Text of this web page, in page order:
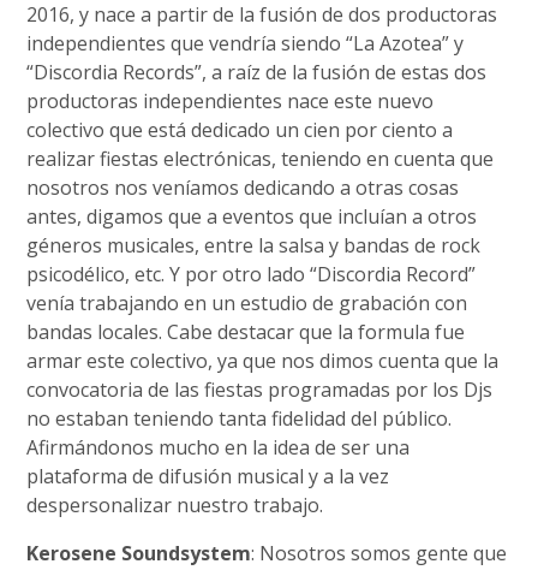
2016, y nace a partir de la fusión de dos productoras
independientes que vendría siendo “La Azotea” y
“Discordia Records”, a raíz de la fusión de estas dos
productoras independientes nace este nuevo
colectivo que está dedicado un cien por ciento a
realizar fiestas electrónicas, teniendo en cuenta que
nosotros nos veníamos dedicando a otras cosas
antes, digamos que a eventos que incluían a otros
géneros musicales, entre la salsa y bandas de rock
psicodélico, etc. Y por otro lado “Discordia Record”
venía trabajando en un estudio de grabación con
bandas locales. Cabe destacar que la formula fue
armar este colectivo, ya que nos dimos cuenta que la
convocatoria de las fiestas programadas por los Djs
no estaban teniendo tanta fidelidad del público.
Afirmándonos mucho en la idea de ser una
plataforma de difusión musical y a la vez
despersonalizar nuestro trabajo.
Kerosene Soundsystem: Nosotros somos gente que